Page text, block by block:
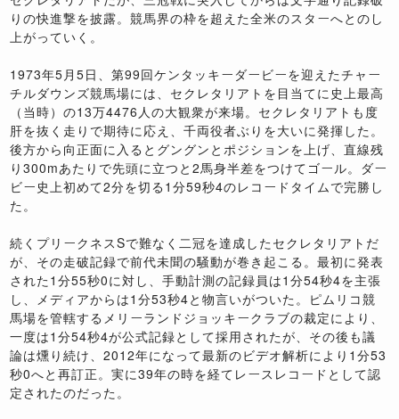
りの快進撃を披露。競馬界の枠を超えた全米のスターへとのし
上がっていく。
1973年5月5日、第99回ケンタッキーダービーを迎えたチャー
チルダウンズ競馬場には、セクレタリアトを目当てに史上最高
（当時）の13万4476人の大観衆が来場。セクレタリアトも度
肝を抜く走りで期待に応え、千両役者ぶりを大いに発揮した。
後方から向正面に入るとグングンとポジションを上げ、直線残
り300mあたりで先頭に立つと2馬身半差をつけてゴール。ダー
ビー史上初めて2分を切る1分59秒4のレコードタイムで完勝し
た。
続くプリークネスSで難なく二冠を達成したセクレタリアトだ
が、その走破記録で前代未聞の騒動が巻き起こる。最初に発表
された1分55秒0に対し、手動計測の記録員は1分54秒4を主張
し、メディアからは1分53秒4と物言いがついた。ピムリコ競
馬場を管轄するメリーランドジョッキークラブの裁定により、
一度は1分54秒4が公式記録として採用されたが、その後も議
論は燻り続け、2012年になって最新のビデオ解析により1分53
秒0へと再訂正。実に39年の時を経てレースレコードとして認
定されたのだった。